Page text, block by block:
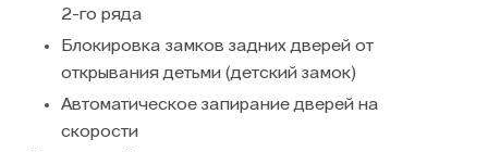
2-го ряда
Блокировка замков задних дверей от
открывания детьми (детский замок)
Автоматическое запирание дверей на
скорости